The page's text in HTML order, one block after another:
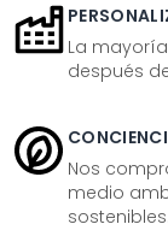
La
después
Nos
medio
sostenibles.